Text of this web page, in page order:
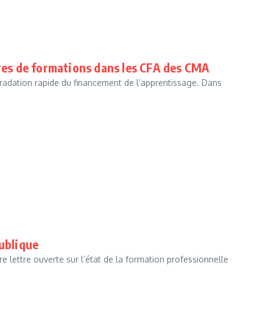
de formations dans les CFA des CMA
rapide du financement de l’apprentissage. Dans
lettre ouverte sur l’état de la formation professionnelle